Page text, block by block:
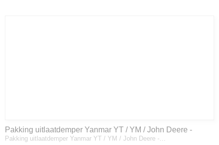
Pakking uitlaatdemper Yanmar YT / YM / John Deere -
128300-13230
Pakking uitlaatdemper Yanmar YT / YM / John Deere -…